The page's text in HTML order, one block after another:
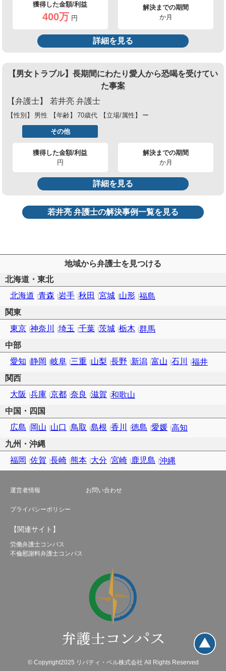
獲得した金額/利益
400万 円
解決までの期間
か月
詳細を見る
【男女トラブル】長期間にわたり愛人から恐喝を受けてい
た事案
【弁護士】
若井亮 弁護士
【性別】 男性 【年齢】 70歳代 【立場/属性】 ー
その他
獲得した金額/利益
円
解決までの期間
か月
詳細を見る
若井亮 弁護士の解決事例一覧を見る
地域から弁護士を見つける
北海道・東北
北海道 青森 岩手 秋田 宮城 山形 福島
関東
東京 神奈川 埼玉 千葉 茨城 栃木 群馬
中部
愛知 静岡 岐阜 三重 山梨 長野 新潟 富山 石川
福井
関西
大阪 兵庫 京都 奈良 滋賀 和歌山
中国・四国
広島
岡山 山口 鳥取 島根 香川 徳島 愛媛 高知
九州・沖縄
福岡 佐賀 長崎 熊本 大分 宮崎 鹿児島 沖縄
運営者情報 お問い合わせ
プライバシーポリシー
【関連サイト】
労働弁護士コンパス
不倫慰謝料弁護士コンパス
© Copyright2025 リバティ・ベル株式会社 All Rights Reserved